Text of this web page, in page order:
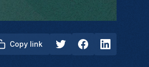
Copy link